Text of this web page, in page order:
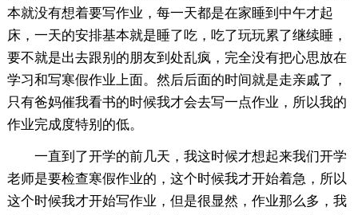
本就没有想着要写作业，每一天都是在家睡到中午才起
床，一天的安排基本就是睡了吃，吃了玩玩累了继续睡，
要不就是出去跟别的朋友到处乱疯，完全没有把心思放在
学习和写寒假作业上面。然后后面的时间就是走亲戚了，
只有爸妈催我看书的时候我才会去写一点作业，所以我的
作业完成度特别的低。
一直到了开学的前几天，我这时候才想起来我们开学
老师是要检查寒假作业的，这个时候我才开始着急，所以
这个时候我才开始写作业，但是很显然，作业那么多，我